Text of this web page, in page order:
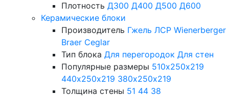
Плотность Д300 Д400 Д500 Д600
Керамические блоки
Производитель Гжель ЛСР Wienerberger
Braer Ceglar
Тип блока Для перегородок Для стен
Популярные размеры 510х250х219
440х250х219 380х250х219
Толщина стены 51 44 38